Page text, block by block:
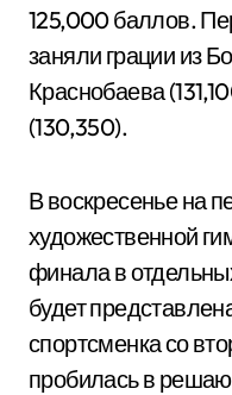
125,000 баллов.
заняли грации из
Краснобаева
(130,350).
В воскресенье на
художественной
финала в
будет
спортсменка со
пробилась в